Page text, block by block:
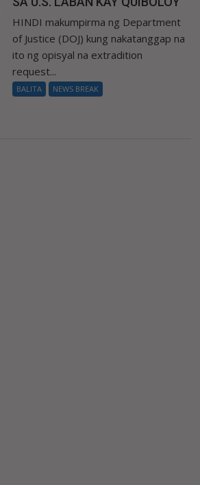
HINDI makumpirma ng Department
of Justice (DOJ) kung nakatanggap na
ito ng opisyal na extradition
request...
BALITA NEWS BREAK